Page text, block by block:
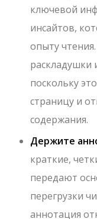
ключевой
инсайтов,
опыту
раскладушки
поскольку
страницу и
содержания.
Держите
краткие,
передают
перегрузки
аннотация